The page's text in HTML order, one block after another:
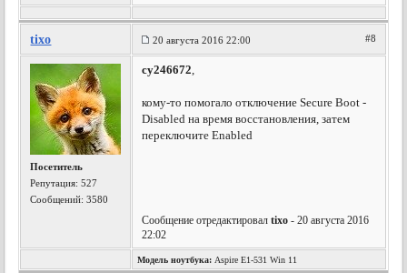
tixo 20 августа 2016 22:00 #8
Посетитель
Репутация:527
Сообщений: 3580
cy246672,
кому-то помогало отключение Secure Boot -
Disabled на время восстановления, затем
переключите Enabled
Сообщение отредактировалtixo - 20 августа 2016
22:02
Модель ноутбука: Aspire E1-531 Win 11